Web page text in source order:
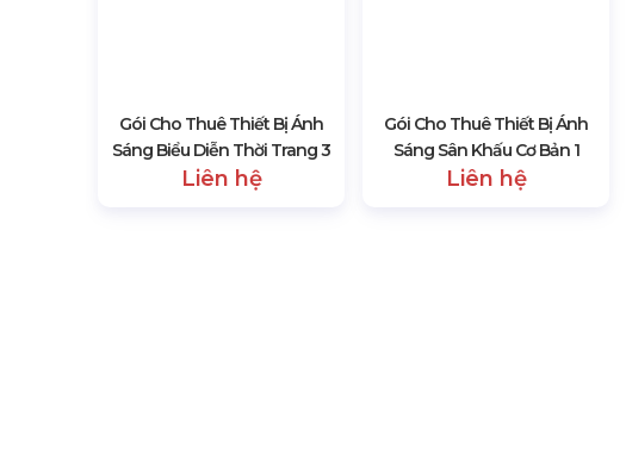
Gói Cho Thuê Thiết Bị Ánh
Gói Cho Thuê Thiết Bị Ánh